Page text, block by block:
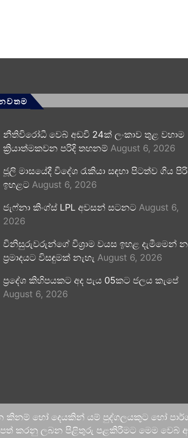
නීතිවිරෝධී වෙබ් අඩවි 24ක් ලංකාව තුළ වහාම
ක්‍රියාත්මකවන පරිදි තහනම් August 6, 2026
ජූලි මාසයේදී විදේශ රැකියා සඳහා පිටත්ව ගිය
ඉහළට August 6, 2026
ජැෆ්නා කිංග්ස් LPL අවසන් සටනට August 6,
2026
විනිසුරුවරුන්ගේ විශ්‍රාම වයස ඉහළ දැමීමෙන්
ප්‍රමාදයට විසඳුමක් නැහැ August 6, 2026
ප්‍රදේශ කිහිපයකට අද පැය 05කට ජලය කැපේ
August 6, 2026
කිනම් හෝ දෙයකින් යම් පුද්ගලයකුට හෝ
කරනු ලබන පිළිතුරු පළකිරීමට මෙම වෙබ්